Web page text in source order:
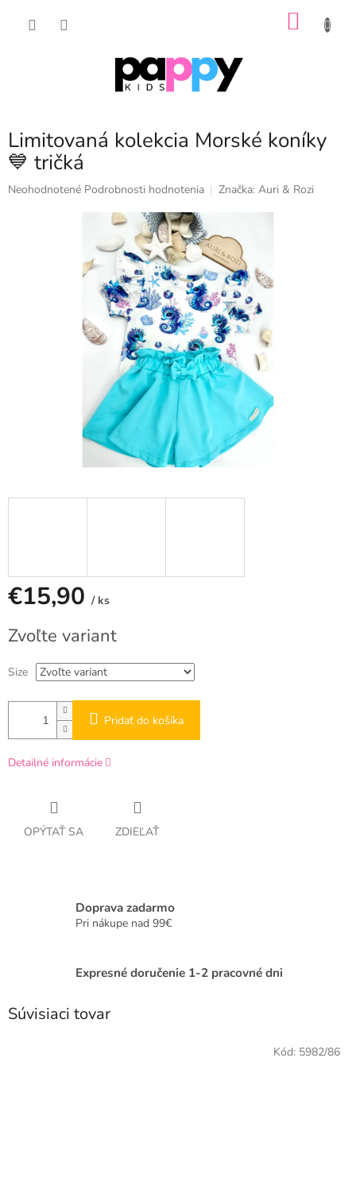
Limitovaná kolekcia Morské koníky
💙 tričká
Priemerné
Neohodnotené Podrobnosti hodnotenia Značka: Auri & Rozi
€15,90 / ks
cena:
Zvoľte variant
Size
Pridať do košíka
Detailné informácie
OPÝTAŤ SA ZDIEĽAŤ
Doprava zadarmo
Pri nákupe nad 99€
Expresné doručenie 1-2 pracovné dni
Súvisiaci tovar
Kód: 5982/86